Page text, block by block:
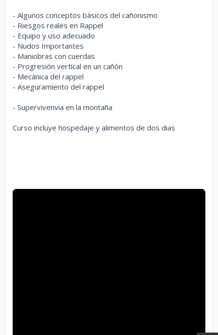
- Algunos conceptos básicos del cañonismo
- Riesgos reales en Rappel
- Equipo y uso adecuado
- Nudos Importantes
- Maniobras con cuerdas
- Progresión vertical en un cañón
- Mecánica del rappel
- Aseguramiento del rappel
- Supervivenvia en la montaña
Curso incluye hospedaje y alimentos de dos dias